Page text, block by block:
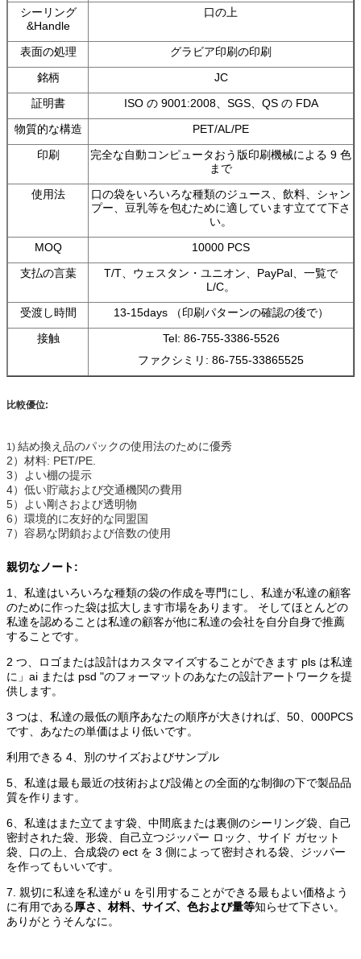
シーリング
&Handle
口の上
表面の処理
グラビア印刷の印刷
銘柄
JC
証明書
ISO の 9001:2008、SGS、QS の FDA
物質的な構造
PET/AL/PE
印刷
完全な自動コンピュータおう版印刷機械による 9 色
まで
使用法
口の袋をいろいろな種類のジュース、飲料、シャン
プー、豆乳等を包むために適しています立てて下さ
い。
MOQ
10000 PCS
支払の言葉
T/T、ウェスタン・ユニオン、PayPal、一覧で
L/C。
受渡し時間
13-15days （印刷パターンの確認の後で）
接触
Tel: 86-755-3386-5526
ファクシミリ: 86-755-33865525
比較優位:
1) 結め換え品のパックの使用法のために優秀
2）材料: PET/PE.
3）よい棚の提示
4）低い貯蔵および交通機関の費用
5）よい剛さおよび透明物
6）環境的に友好的な同盟国
7）容易な閉鎖および倍数の使用
親切なノート:
1、私達はいろいろな種類の袋の作成を専門にし、私達が私達の顧客
のために作った袋は拡大します市場をあります。 そしてほとんどの
私達を認めることは私達の顧客が他に私達の会社を自分自身で推薦
することです。
2 つ、ロゴまたは設計はカスタマイズすることができます pls は私達
に」ai または psd "のフォーマットのあなたの設計アートワークを提
供します。
3 つは、私達の最低の順序あなたの順序が大きければ、50、000PCS
です、あなたの単価はより低いです。
利用できる 4、別のサイズおよびサンプル
5、私達は最も最近の技術および設備との全面的な制御の下で製品品
質を作ります。
6、私達はまた立てます袋、中間底または裏側のシーリング袋、自己
密封された袋、形袋、自己立つジッパー ロック、サイド ガセット
袋、口の上、合成袋の ect を 3 側によって密封される袋、ジッパー
を作ってもいいです。
7. 親切に私達を私達が u を引用することができる最もよい価格よう
に有用である厚さ、材料、サイズ、色および量等知らせて下さい。
ありがとうそんなに。